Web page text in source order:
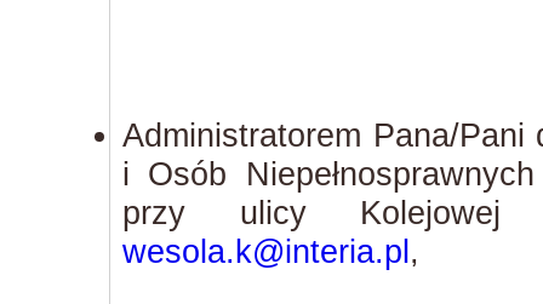
Administratorem Pana/
i Osób
przy ulicy Kolejowej
wesola.k@interia.pl,